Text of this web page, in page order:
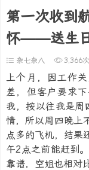
第一次收到
怀——送生
杂七杂八 3,366次
上个月，因工作
差，但客户要求
我，按以往我是周
情，所以周四晚上
点多的飞机，结果
午2点之前能赶到
靠谱，空姐也相对